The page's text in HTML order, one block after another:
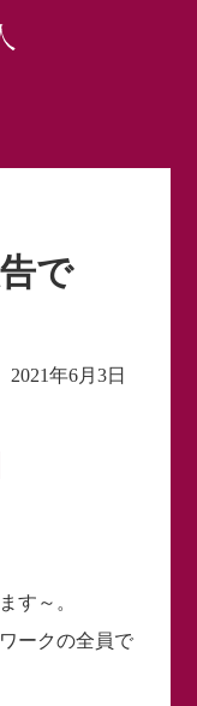
で
2021年6月3日
す～。
ークの全員で